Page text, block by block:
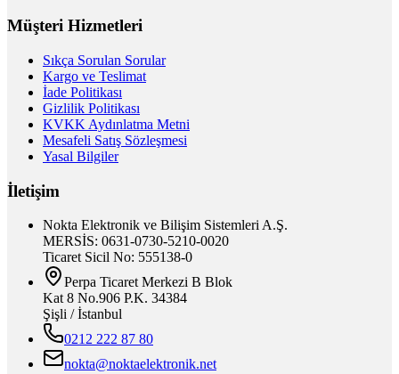
Müşteri Hizmetleri
Sıkça Sorulan Sorular
Kargo ve Teslimat
İade Politikası
Gizlilik Politikası
KVKK Aydınlatma Metni
Mesafeli Satış Sözleşmesi
Yasal Bilgiler
İletişim
Nokta Elektronik ve Bilişim Sistemleri A.Ş.
MERSİS: 0631-0730-5210-0020
Ticaret Sicil No: 555138-0
Perpa Ticaret Merkezi B Blok
Kat 8 No.906 P.K. 34384
Şişli / İstanbul
0212 222 87 80
nokta@noktaelektronik.net